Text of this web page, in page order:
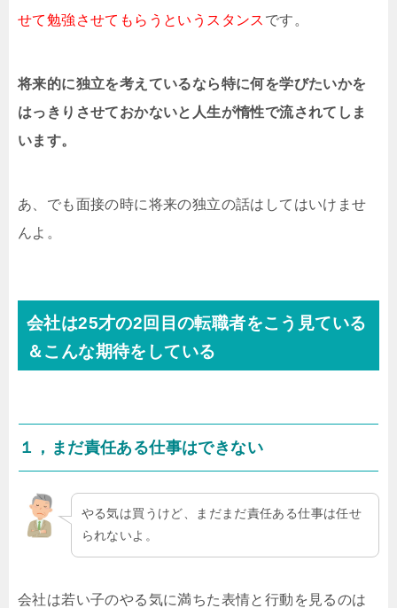
せて勉強させてもらうというスタンス です。
将来的に独立を考えているなら特に何を学びたいかを
はっきりさせておかないと人生が惰性で流されてしま
います。
あ、でも面接の時に将来の独立の話はしてはいけませ
んよ。
会社は25才の2回目の転職者をこう見ている
＆こんな期待をしている
１，まだ責任ある仕事はできない
やる気は買うけど、まだまだ責任ある仕事は任せ
られないよ。
会社は若い子のやる気に満ちた表情と行動を見るのは